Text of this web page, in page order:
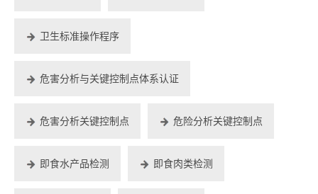
卫生标准操作程序
危害分析与关键控制点体系认证
危害分析关键控制点 危险分析关键控制点
即食水产品检测 即食肉类检测